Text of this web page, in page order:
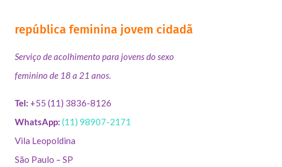
república feminina jovem cidadã
Serviço de acolhimento para jovens do sexo
feminino de 18 a 21 anos.
Tel: +55 (11) 3836-8126
WhatsApp: (11) 98907-2171
Vila Leopoldina
São Paulo – SP